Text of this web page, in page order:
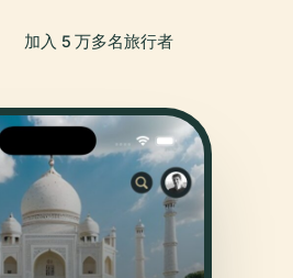
加入 5 万多名旅行者